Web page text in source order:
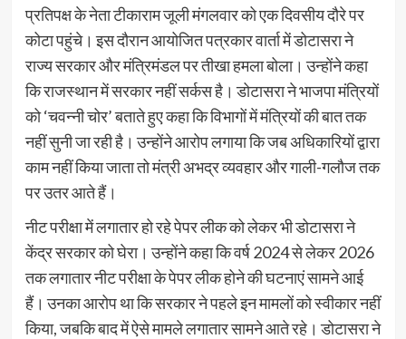
प्रतिपक्ष के नेता टीकाराम जूली मंगलवार को एक दिवसीय दौरे पर
कोटा पहुंचे। इस दौरान आयोजित पत्रकार वार्ता में डोटासरा ने
राज्य सरकार और मंत्रिमंडल पर तीखा हमला बोला। उन्होंने कहा
कि राजस्थान में सरकार नहीं सर्कस है। डोटासरा ने भाजपा मंत्रियों
को ‘चवन्नी चोर’ बताते हुए कहा कि विभागों में मंत्रियों की बात तक
नहीं सुनी जा रही है। उन्होंने आरोप लगाया कि जब अधिकारियों द्वारा
काम नहीं किया जाता तो मंत्री अभद्र व्यवहार और गाली-गलौज तक
पर उतर आते हैं।
नीट परीक्षा में लगातार हो रहे पेपर लीक को लेकर भी डोटासरा ने
केंद्र सरकार को घेरा। उन्होंने कहा कि वर्ष 2024 से लेकर 2026
तक लगातार नीट परीक्षा के पेपर लीक होने की घटनाएं सामने आई
हैं। उनका आरोप था कि सरकार ने पहले इन मामलों को स्वीकार नहीं
किया, जबकि बाद में ऐसे मामले लगातार सामने आते रहे। डोटासरा ने